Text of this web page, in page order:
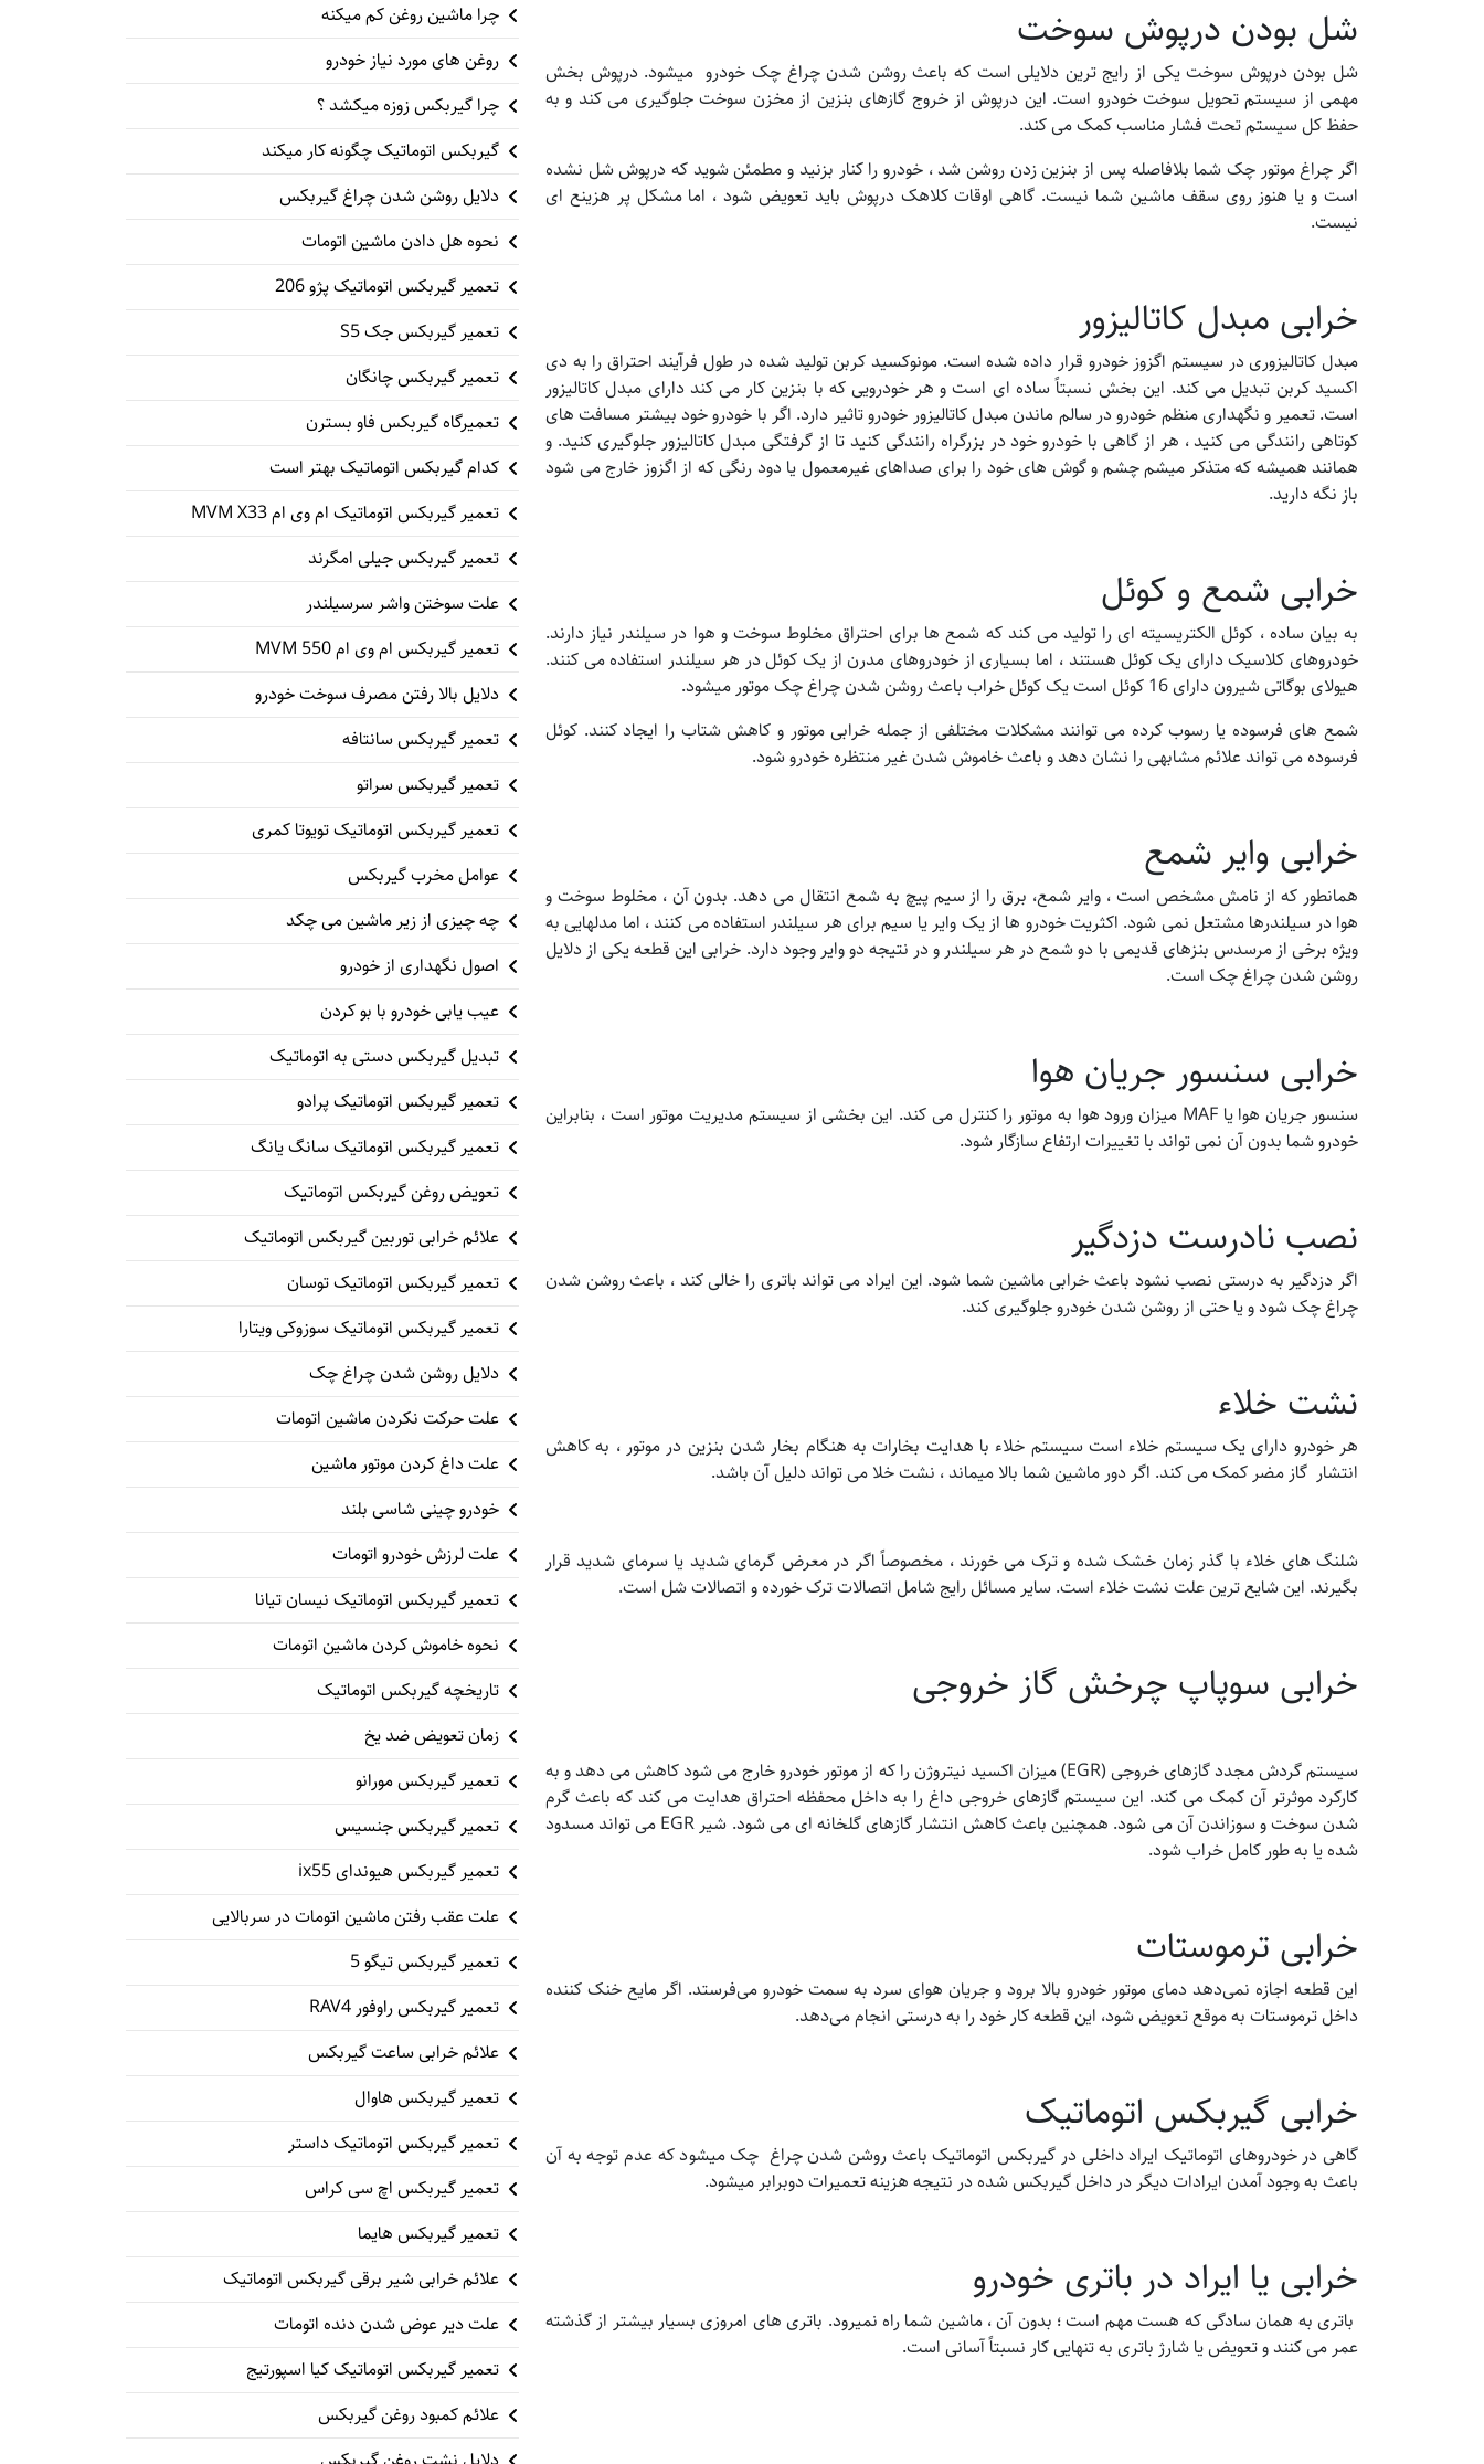
شل بودن درپوش سوخت
شل بودن درپوش سوخت یکی از رایج ترین دلایلی است که باعث روشن شدن چراغ چک خودرو میشود. درپوش بخش
مهمی از سیستم تحویل سوخت خودرو است. این درپوش از خروج گازهای بنزین از مخزن سوخت جلوگیری می کند و به
حفظ کل سیستم تحت فشار مناسب کمک می کند.
اگر چراغ موتور چک شما بلافاصله پس از بنزین زدن روشن شد ، خودرو را کنار بزنید و مطمئن شوید که درپوش شل نشده
است و یا هنوز روی سقف ماشین شما نیست. گاهی اوقات کلاهک درپوش باید تعویض شود ، اما مشکل پر هزینع ای
نیست.
خرابی مبدل کاتالیزور
مبدل کاتالیزوری در سیستم اگزوز خودرو قرار داده شده است. مونوکسید کربن تولید شده در طول فرآیند احتراق را به دی
اکسید کربن تبدیل می کند. این بخش نسبتاً ساده ای است و هر خودرویی که با بنزین کار می کند دارای مبدل کاتالیزور
است. تعمیر و نگهداری منظم خودرو در سالم ماندن مبدل کاتالیزور خودرو تاثیر دارد. اگر با خودرو خود بیشتر مسافت های
کوتاهی رانندگی می کنید ، هر از گاهی با خودرو خود در بزرگراه رانندگی کنید تا از گرفتگی مبدل کاتالیزور جلوگیری کنید. و
همانند همیشه که متذکر میشم چشم و گوش های خود را برای صداهای غیرمعمول یا دود رنگی که از اگزوز خارج می شود
باز نگه دارید.
خرابی شمع و کوئل
به بیان ساده ، کوئل الکتریسیته ای را تولید می کند که شمع ها برای احتراق مخلوط سوخت و هوا در سیلندر نیاز دارند.
خودروهای کلاسیک دارای یک کوئل هستند ، اما بسیاری از خودروهای مدرن از یک کوئل در هر سیلندر استفاده می کنند.
هیولای بوگاتی شیرون دارای 16 کوئل است یک کوئل خراب باعث روشن شدن چراغ چک موتور میشود.
شمع های فرسوده یا رسوب کرده می توانند مشکلات مختلفی از جمله خرابی موتور و کاهش شتاب را ایجاد کنند. کوئل
فرسوده می تواند علائم مشابهی را نشان دهد و باعث خاموش شدن غیر منتظره خودرو شود.
خرابی وایر شمع
همانطور که از نامش مشخص است ، وایر شمع، برق را از سیم پیچ به شمع انتقال می دهد. بدون آن ، مخلوط سوخت و
هوا در سیلندرها مشتعل نمی شود. اکثریت خودرو ها از یک وایر یا سیم برای هر سیلندر استفاده می کنند ، اما مدلهایی به
ویژه برخی از مرسدس بنزهای قدیمی با دو شمع در هر سیلندر و در نتیجه دو وایر وجود دارد. خرابی این قطعه یکی از دلایل
روشن شدن چراغ چک است.
خرابی سنسور جریان هوا
سنسور جریان هوا یا MAF میزان ورود هوا به موتور را کنترل می کند. این بخشی از سیستم مدیریت موتور است ، بنابراین
خودرو شما بدون آن نمی تواند با تغییرات ارتفاع سازگار شود.
نصب نادرست دزدگیر
اگر دزدگیر به درستی نصب نشود باعث خرابی ماشین شما شود. این ایراد می تواند باتری را خالی کند ، باعث روشن شدن
چراغ چک شود و یا حتی از روشن شدن خودرو جلوگیری کند.
نشت خلاء
هر خودرو دارای یک سیستم خلاء است سیستم خلاء با هدایت بخارات به هنگام بخار شدن بنزین در موتور ، به کاهش
انتشار گاز مضر کمک می کند. اگر دور ماشین شما بالا میماند ، نشت خلا می تواند دلیل آن باشد.
شلنگ های خلاء با گذر زمان خشک شده و ترک می خورند ، مخصوصاً اگر در معرض گرمای شدید یا سرمای شدید قرار
بگیرند. این شایع ترین علت نشت خلاء است. سایر مسائل رایج شامل اتصالات ترک خورده و اتصالات شل است.
خرابی سوپاپ چرخش گاز خروجی
سیستم گردش مجدد گازهای خروجی (EGR) میزان اکسید نیتروژن را که از موتور خودرو خارج می شود کاهش می دهد و به
کارکرد موثرتر آن کمک می کند. این سیستم گازهای خروجی داغ را به داخل محفظه احتراق هدایت می کند که باعث گرم
شدن سوخت و سوزاندن آن می شود. همچنین باعث کاهش انتشار گازهای گلخانه ای می شود. شیر EGR می تواند مسدود
شده یا به طور کامل خراب شود.
خرابی ترموستات
این قطعه اجازه نمی‌دهد دمای موتور خودرو بالا برود و جریان هوای سرد به سمت خودرو می‌فرستد. اگر مایع خنک کننده
داخل ترموستات به موقع تعویض شود، این قطعه کار خود را به درستی انجام می‌دهد.
خرابی گیربکس اتوماتیک
گاهی در خودروهای اتوماتیک ایراد داخلی در گیربکس اتوماتیک باعث روشن شدن چراغ چک میشود که عدم توجه به آن
باعث به وجود آمدن ایرادات دیگر در داخل گیربکس شده در نتیجه هزینه تعمیرات دوبرابر میشود.
خرابی یا ایراد در باتری خودرو
باتری به همان سادگی که هست مهم است ؛ بدون آن ، ماشین شما راه نمیرود. باتری های امروزی بسیار بیشتر از گذشته
عمر می کنند و تعویض یا شارژ باتری به تنهایی کار نسبتاً آسانی است.
چرا ماشین روغن کم میکنه
روغن های مورد نیاز خودرو
چرا گیربکس زوزه میکشد ؟
گیربکس اتوماتیک چگونه کار میکند
دلایل روشن شدن چراغ گیربکس
نحوه هل دادن ماشین اتومات
تعمیر گیربکس اتوماتیک پژو 206
تعمیر گیربکس جک S5
تعمیر گیربکس چانگان
تعمیرگاه گیربکس فاو بسترن
کدام گیربکس اتوماتیک بهتر است
تعمیر گیربکس اتوماتیک ام وی ام MVM X33
تعمیر گیربکس جیلی امگرند
علت سوختن واشر سرسیلندر
تعمیر گیربکس ام وی ام 550 MVM
دلایل بالا رفتن مصرف سوخت خودرو
تعمیر گیربکس سانتافه
تعمیر گیربکس سراتو
تعمیر گیربکس اتوماتیک تویوتا کمری
عوامل مخرب گیربکس
چه چیزی از زیر ماشین می چکد
اصول نگهداری از خودرو
عیب یابی خودرو با بو کردن
تبدیل گیربکس دستی به اتوماتیک
تعمیر گیربکس اتوماتیک پرادو
تعمیر گیربکس اتوماتیک سانگ یانگ
تعویض روغن گیربکس اتوماتیک
علائم خرابی توربین گیربکس اتوماتیک
تعمیر گیربکس اتوماتیک توسان
تعمیر گیربکس اتوماتیک سوزوکی ویتارا
دلایل روشن شدن چراغ چک
علت حرکت نکردن ماشین اتومات
علت داغ کردن موتور ماشین
خودرو چینی شاسی بلند
علت لرزش خودرو اتومات
تعمیر گیربکس اتوماتیک نیسان تیانا
نحوه خاموش کردن ماشین اتومات
تاریخچه گیربکس اتوماتیک
زمان تعویض ضد یخ
تعمیر گیربکس مورانو
تعمیر گیربکس جنسیس
تعمیر گیربکس هیوندای ix55
علت عقب رفتن ماشین اتومات در سربالایی
تعمیر گیربکس تیگو 5
تعمیر گیربکس راوفور RAV4
علائم خرابی ساعت گیربکس
تعمیر گیربکس هاوال
تعمیر گیربکس اتوماتیک داستر
تعمیر گیربکس اچ سی کراس
تعمیر گیربکس هایما
علائم خرابی شیر برقی گیربکس اتوماتیک
علت دیر عوض شدن دنده اتومات
تعمیر گیربکس اتوماتیک کیا اسپورتیج
علائم کمبود روغن گیربکس